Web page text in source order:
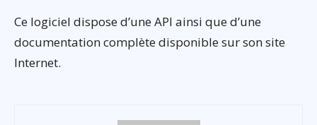
Ce logiciel dispose d’une API ainsi que d’une
documentation complète disponible sur son site
Internet.